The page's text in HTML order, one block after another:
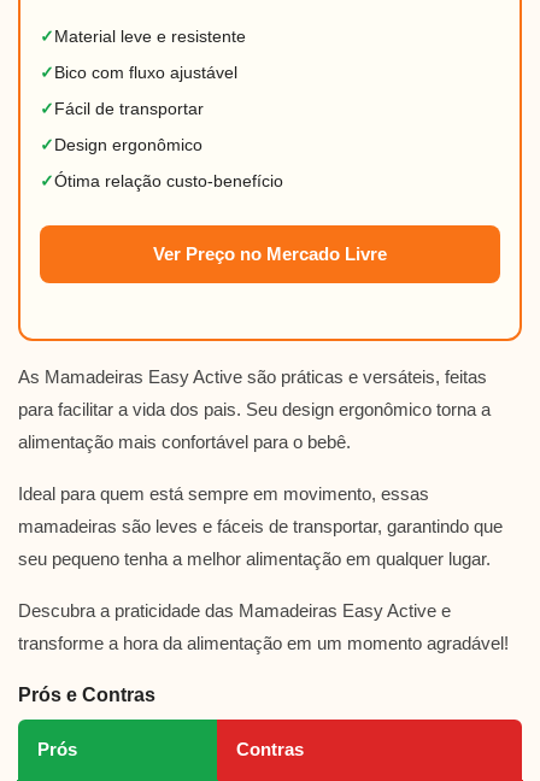
✓ Material leve e resistente
✓ Bico com fluxo ajustável
✓ Fácil de transportar
✓ Design ergonômico
✓Ótima relação custo-benefício
Ver Preço no Mercado Livre
As Mamadeiras Easy Active são práticas e versáteis, feitas
para facilitar a vida dos pais. Seu design ergonômico torna a
alimentação mais confortável para o bebê.
Ideal para quem está sempre em movimento, essas
mamadeiras são leves e fáceis de transportar, garantindo que
seu pequeno tenha a melhor alimentação em qualquer lugar.
Descubra a praticidade das Mamadeiras Easy Active e
transforme a hora da alimentação em um momento agradável!
Prós e Contras
Prós Contras